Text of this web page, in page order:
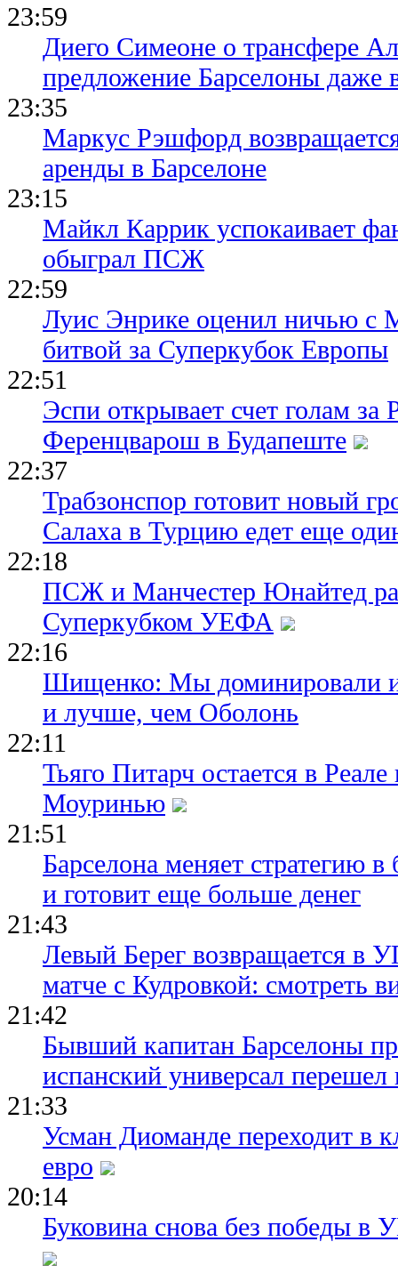
23:59
Диего Симеоне о трансфере
предложение Барселоны даже
23:35
Маркус Рэшфорд
аренды в Барселоне
23:15
Майкл Каррик успокаивает
обыграл ПСЖ
22:59
Луис Энрике оценил ничью с
битвой за Суперкубок Европы
22:51
Эспи открывает счет голам
Ференцварош в Будапеште
22:37
Трабзонспор готовит новый
Салаха в Турцию едет еще
22:18
ПСЖ и Манчестер Юнайтед
Суперкубком УЕФА
22:16
Шищенко: Мы доминировали
и лучше, чем Оболонь
22:11
Тьяго Питарч остается в
Моуринью
21:51
Барселона меняет стратегию
и готовит еще больше денег
21:43
Левый Берег возвращается в
матче с Кудровкой: смотреть
21:42
Бывший капитан Барселоны
испанский универсал перешел
21:33
Усман Диоманде переходит в
евро
20:14
Буковина снова без победы